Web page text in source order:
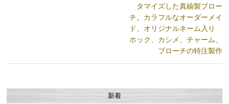
タマイズした真鍮製ブロー
チ。カラフルなオーダーメイ
ド、オリジナルネーム入り
ホック、カシメ、チャーム、
ブローチの特注製作
新着